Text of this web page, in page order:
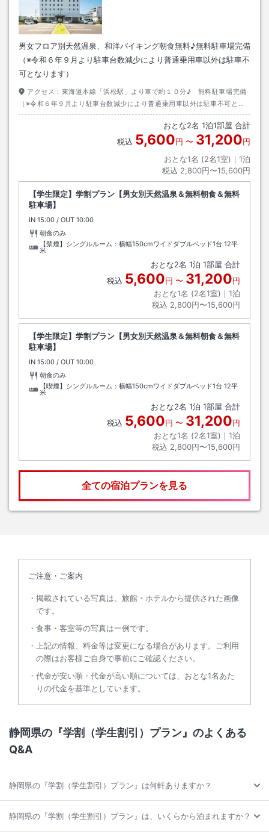
男女フロア別天然温泉、和洋バイキング朝食無料♪無料駐車場完備
（※令和６年９月より駐車台数減少により普通乗用車以外は駐車不
可となります）
アクセス： 東海道本線「浜松駅」より車で約１０分♪ 無料駐車場完備
（※令和６年９月より駐車台数減少により普通乗用車以外は駐車不可とな
ります）
おとな2名 1泊1部屋 合計
税込 5,600円 〜 31,200円
おとな1名 (2名1室)｜ 1泊
税込 2,800円〜15,600円
【学生限定】学割プラン【男女別天然温泉＆無料朝食＆無料
駐車場】
IN チェックイン
15:00 / OUT チェックアウト
10:00
朝食のみ
【禁煙】シングルルーム：横幅150cmワイドダブルベッド1台 12平
米
おとな2名 1泊 1部屋 合計
税込 5,600円 〜 31,200円
おとな1名 (2名1室)｜ 1泊
税込 2,800円〜15,600円
【学生限定】学割プラン【男女別天然温泉＆無料朝食＆無料
駐車場】
IN チェックイン
15:00 / OUT チェックアウト
10:00
朝食のみ
【喫煙】シングルルーム：横幅150cmワイドダブルベッド1台 12平
米
おとな2名 1泊 1部屋 合計
税込 5,600円 〜 31,200円
おとな1名 (2名1室)｜ 1泊
税込 2,800円〜15,600円
全ての宿泊プランを見る
ご注意・ご案内
掲載されている写真は、旅館・ホテルから提供された画像
です。
食事・客室等の写真は一例です。
上記の情報、料金等は変更になる場合があります。ご利用
の際はお客様ご自身で事前にご確認ください。
代金が安い順・代金が高い順については、おとな1名あた
りの代金を基準としています。
静岡県の『学割（学生割引）プラン』のよくある
Q&A
静岡県の『学割（学生割引）プラン』は何軒ありますか？
静岡県の『学割（学生割引）プラン』は、いくらから泊まれますか？